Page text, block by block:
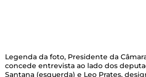
Legenda da foto, Presidente da
concede entrevista ao lado dos
Santana (esquerda) e Leo Prates,